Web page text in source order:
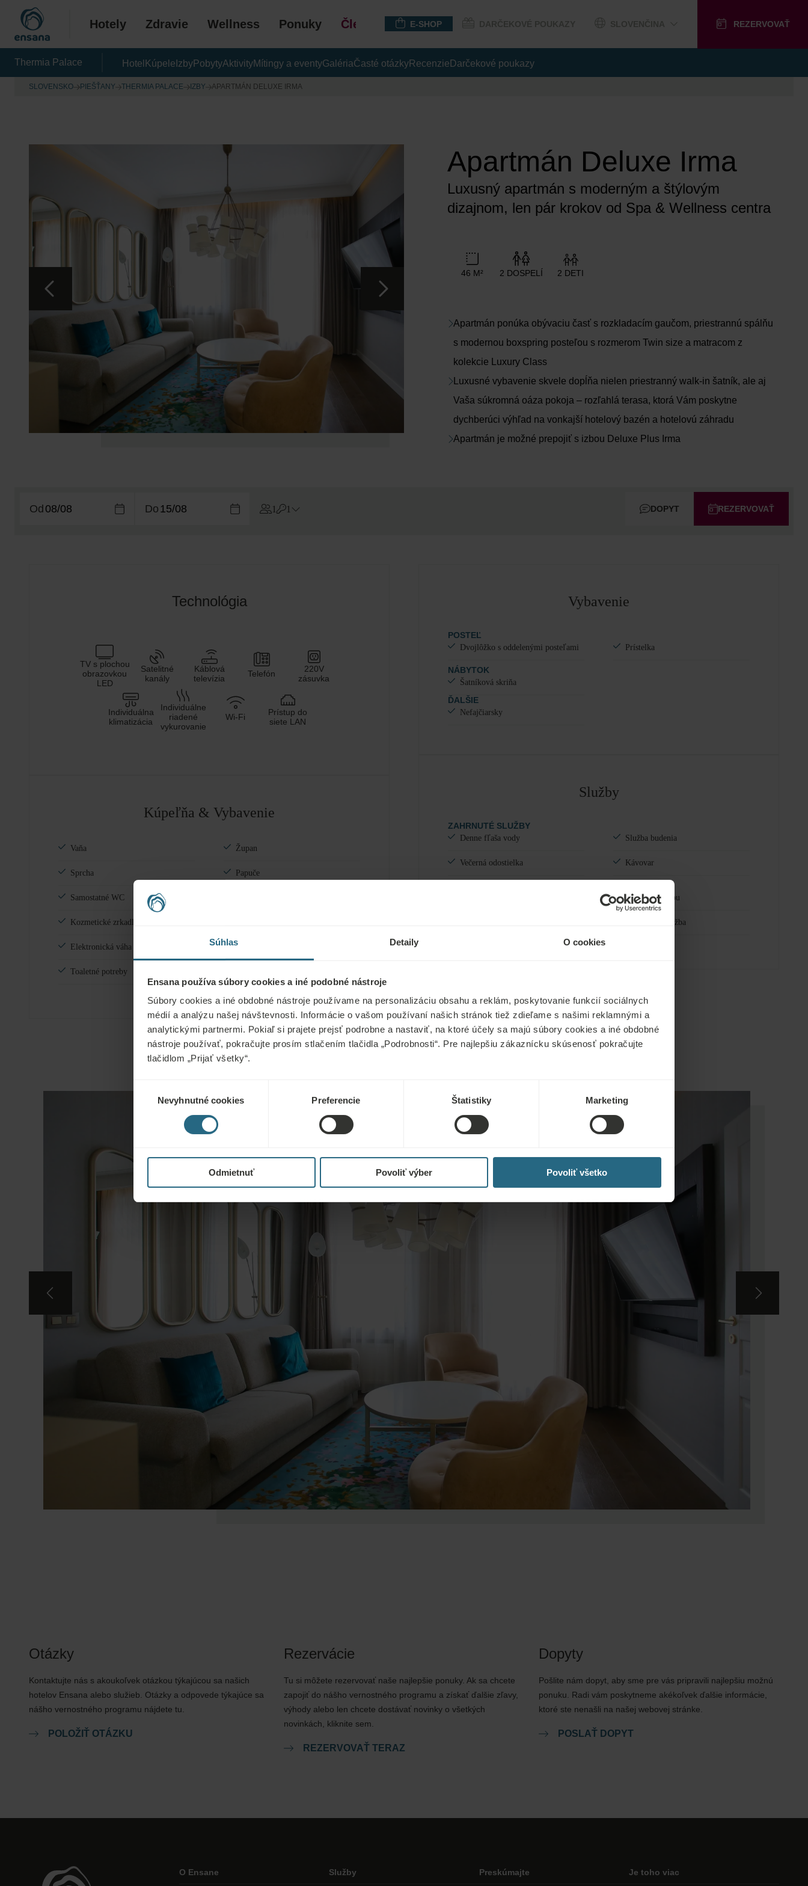
Súhlas Detaily O cookies
Ensana používa súbory cookies a iné podobné nástroje
Súbory cookies a iné obdobné nástroje používame na personalizáciu obsahu a reklám, poskytovanie funkcií sociálnych
médií a analýzu našej návštevnosti. Informácie o vašom používaní našich stránok tiež zdieľame s našimi reklamnými a
analytickými partnermi. Pokiaľ si prajete prejsť podrobne a nastaviť, na ktoré účely sa majú súbory cookies a iné obdobné
nástroje používať, pokračujte prosím stlačením tlačidla „Podrobnosti“. Pre najlepšiu zákaznícku skúsenosť pokračujte
tlačidlom „Prijať všetky“.
súhlasuNevyhnutné cookies Preferencie Štatistiky Marketing
Odmietnuť Povoliť výber Povoliť všetko
Hotely Zdravie Wellness Ponuky Členstvo E-SHOP REZERVOVAŤ
Thermia Palace Hotel Kúpele IzbyPobytyAktivityMítingy a eventyGalériaČasté otázkyRecenzie Darčekové poukazy
SLOVENSKO PIEŠŤANY THERMIA PALACE IZBY APARTMÁN DELUXE IRMA
Apartmán Deluxe Irma
Luxusný apartmán s moderným a štýlovým
dizajnom, len pár krokov od Spa & Wellness centra
46 M² 2 DOSPELÍ 2 DETI
Apartmán ponúka obývaciu časť s rozkladacím gaučom, priestrannú spálňu
s modernou boxspring posteľou s rozmerom Twin size a matracom z
kolekcie Luxury Class
Luxusné vybavenie skvele dopĺňa nielen priestranný walk-in šatník, ale aj
Vaša súkromná oáza pokoja – rozľahlá terasa, ktorá Vám poskytne
dychberúci výhľad na vonkajší hotelový bazén a hotelovú záhradu
Apartmán je možné prepojiť s izbou Deluxe Plus Irma
Od Do 1 1 REZERVOVAŤ
DOPYT
Technológia
TV s plochou
obrazovkou
LED
Satelitné
kanály
Káblová
televízia
Telefón
220V
zásuvka
Individuálna
klimatizácia
Individuálne
riadené
vykurovanie
Wi-Fi
Prístup do
siete LAN
Kúpeľňa & Vybavenie
Vaňa
Sprcha
Samostatné WC
Kozmetické zrkadlo so svetlom
Elektronická váha
Toaletné potreby
Župan
Papuče
Žehliaca doska
Vybavenie
POSTEĽ
Dvojlôžko s oddelenými posteľami Prístelka
NÁBYTOK
Šatníková skriňa
ĎALŠIE
Nefajčiarsky
Služby
ZAHRNUTÉ SLUŽBY
Denne fľaša vody
Večerná odostielka
Služba budenia
Kávovar
Raňajky na izbu
24h izbová služba
Otázky
Kontaktujte nás s akoukoľvek otázkou týkajúcou sa našich
hotelov Ensana alebo služieb. Otázky a odpovede týkajúce sa
nášho vernostného programu nájdete tu.
POLOŽIŤ OTÁZKU
Rezervácie
Tu si môžete rezervovať naše najlepšie ponuky. Ak sa chcete
zapojiť do nášho vernostného programu a získať ďalšie zľavy,
výhody alebo len chcete dostávať novinky o všetkých
novinkách, kliknite sem.
REZERVOVAŤ TERAZ
Dopyty
Pošlite nám dopyt, aby sme pre vás pripravili najlepšiu možnú
ponuku. Radi vám poskytneme akékoľvek ďalšie informácie,
ktoré ste nenašli na našej webovej stránke.
POSLAŤ DOPYT
O Ensane Služby Preskúmajte Je toho viac